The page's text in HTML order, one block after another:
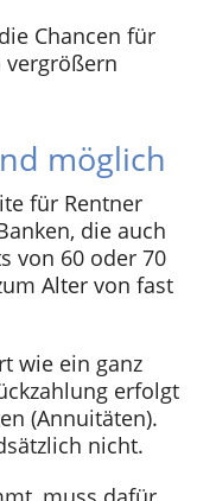
Chancen für
vergrößern
möglich
für Rentner
die auch
von 60 oder 70
Alter von fast
wie ein ganz
erfolgt
(Annuitäten).
nicht.